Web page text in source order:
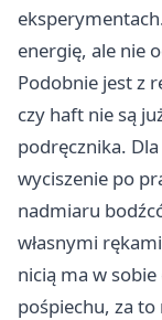
energię, ale nie
Podobnie jest z
czy haft nie są
podręcznika.
wyciszenie po
nadmiaru
własnymi
nicią ma w
pośpiechu, za